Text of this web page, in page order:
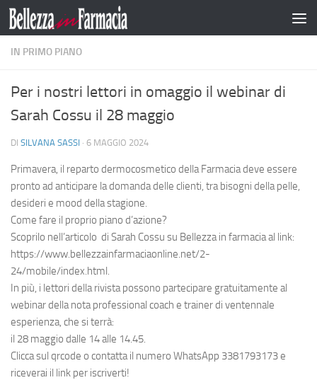
Salta al contenuto
IN PRIMO PIANO
Per i nostri lettori in omaggio il webinar di
Sarah Cossu il 28 maggio
DI SILVANA SASSI · 6 MAGGIO 2024
Primavera, il reparto dermocosmetico della Farmacia deve essere
pronto ad anticipare la domanda delle clienti, tra bisogni della pelle,
desideri e mood della stagione.
Come fare il proprio piano d’azione?
Scoprilo nell’articolo di Sarah Cossu su Bellezza in farmacia al link:
https://www.bellezzainfarmaciaonline.net/2-
24/mobile/index.html.
In più, i lettori della rivista possono partecipare gratuitamente al
webinar della nota professional coach e trainer di ventennale
esperienza, che si terrà:
il 28 maggio dalle 14 alle 14.45.
Clicca sul qrcode o contatta il numero WhatsApp 3381793173 e
riceverai il link per iscriverti!